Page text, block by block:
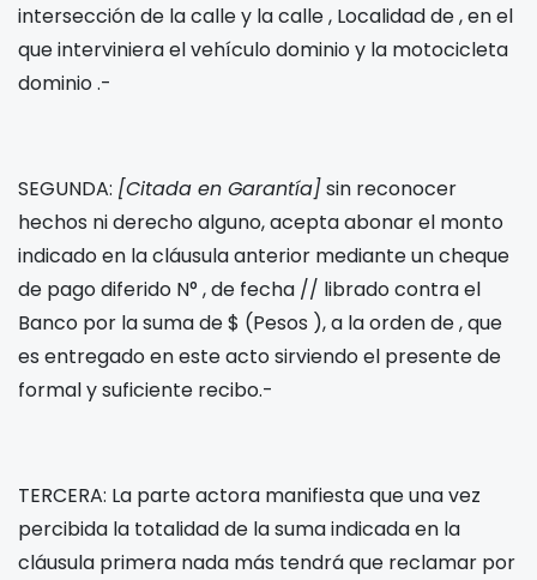
intersección de la calley la calle, Localidad de, en el
que interviniera el vehículodominioy la motocicleta
dominio.-
SEGUNDA: [Citada en Garantía]sin reconocer
hechos ni derecho alguno, acepta abonar el monto
indicado en la cláusula anterior mediante un cheque
de pago diferido N° , de fecha // librado contra el
Banco por la suma de $ (Pesos ), a la orden de, que
es entregado en este acto sirviendo el presente de
formal y suficiente recibo.-
TERCERA: La parte actora manifiesta que una vez
percibida la totalidad de la suma indicada en la
cláusula primera nada más tendrá que reclamar por